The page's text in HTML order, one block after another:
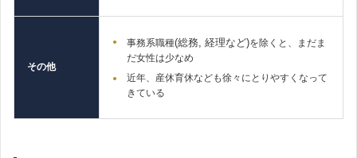
その他
事務系職種(総務, 経理など)を除くと、まだま
だ女性は少なめ
近年、産休育休なども徐々にとりやすくなって
きている